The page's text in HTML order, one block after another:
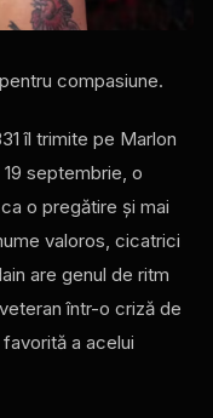
compasiune.
îl trimite pe Marlon
septembrie, o
o pregătire și mai
valoros, cicatrici
are genul de ritm
într-o criză de
a acelui